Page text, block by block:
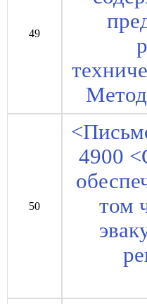
49
50
4900
том